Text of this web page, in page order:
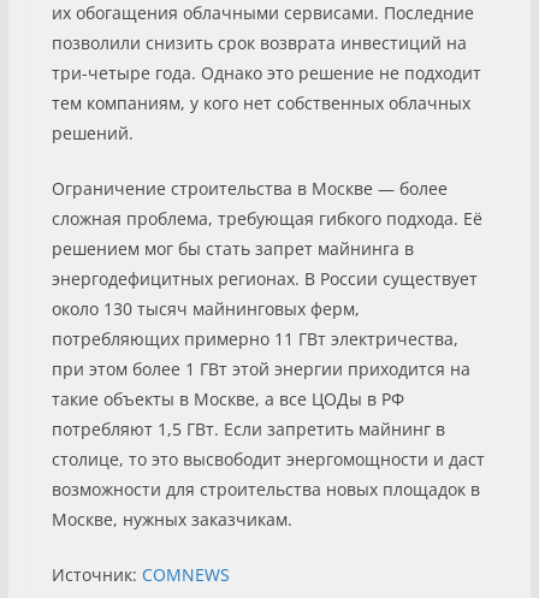
их обогащения облачными сервисами. Последние
позволили снизить срок возврата инвестиций на
три-четыре года. Однако это решение не подходит
тем компаниям, у кого нет собственных облачных
решений.
Ограничение строительства в Москве — более
сложная проблема, требующая гибкого подхода. Её
решением мог бы стать запрет майнинга в
энергодефицитных регионах. В России существует
около 130 тысяч майнинговых ферм,
потребляющих примерно 11 ГВт электричества,
при этом более 1 ГВт этой энергии приходится на
такие объекты в Москве, а все ЦОДы в РФ
потребляют 1,5 ГВт. Если запретить майнинг в
столице, то это высвободит энергомощности и даст
возможности для строительства новых площадок в
Москве, нужных заказчикам.
Источник: COMNEWS